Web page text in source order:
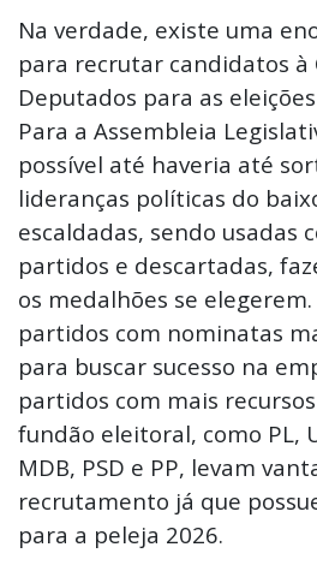
Na verdade, existe uma
para recrutar candidatos à
Deputados para as
Para a Assembleia
possível até haveria até
lideranças políticas do
escaldadas, sendo usadas
partidos e descartadas,
os medalhões se elegerem.
partidos com nominatas
para buscar sucesso na
partidos com mais
fundão eleitoral, como PL,
MDB, PSD e PP, levam
recrutamento já que
para a peleja 2026.